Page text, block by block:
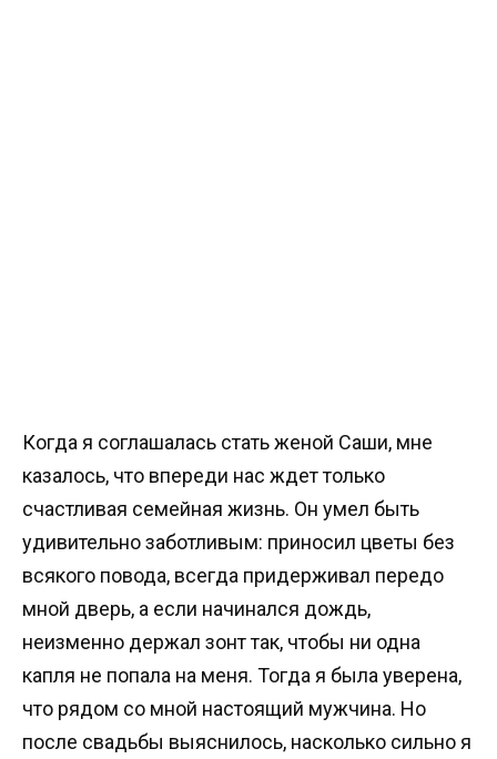
Когда я соглашалась стать женой Саши, мне
казалось, что впереди нас ждет только
счастливая семейная жизнь. Он умел быть
удивительно заботливым: приносил цветы без
всякого повода, всегда придерживал передо
мной дверь, а если начинался дождь,
неизменно держал зонт так, чтобы ни одна
капля не попала на меня. Тогда я была уверена,
что рядом со мной настоящий мужчина. Но
после свадьбы выяснилось, насколько сильно я